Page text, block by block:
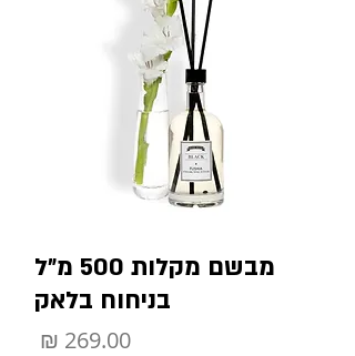
מבשם מקלות 500 מ״ל
בניחוח בלאק